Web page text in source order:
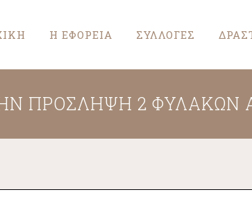
Η ΕΦΟΡΕΙΑ ΣΥΛΛΟΓΕΣ
ΠΡΟΣΛΗΨΗ 2 ΦΥΛΑΚΩΝ